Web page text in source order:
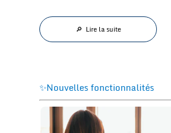
🔎 Lire la suite
✨Nouvelles fonctionnalités